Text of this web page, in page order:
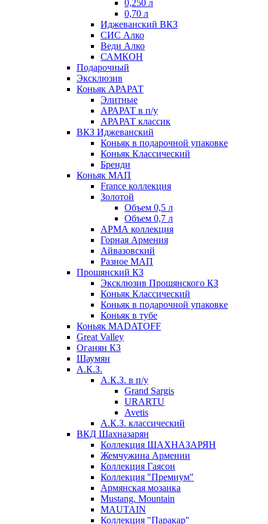
0,250 л
0,70 л
Иджеванский ВКЗ
СИС Алко
Веди Алко
САМКОН
Подарочный
Эксклюзив
Коньяк АРАРАТ
Элитные
АРАРАТ в п/у
АРАРАТ классик
ВКЗ Иджеванский
Коньяк в подарочной упаковке
Коньяк Классический
Бренди
Коньяк МАП
France коллекция
Золотой
Объем 0,5 л
Объем 0,7 л
АРМА коллекция
Горная Армения
Айвазовский
Разное МАП
Прошянский КЗ
Эксклюзив Прошянского КЗ
Коньяк Классический
Коньяк в подарочной упаковке
Коньяк в тубе
Коньяк MADATOFF
Great Valley
Оганян КЗ
Шаумян
А.К.З.
А.К.З. в п/у
Grand Sargis
URARTU
Avetis
А.К.З. классический
ВКД Шахназарян
Коллекция ШАХНАЗАРЯН
Жемчужина Армении
Коллекция Гаясон
Коллекция "Премиум"
Армянская мозаика
Mustang. Mountain
MAUTAIN
Коллекция "Паракар"